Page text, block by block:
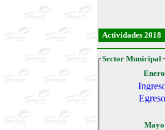
Actividades 2018
Sector Municipal
Enero
Mayo